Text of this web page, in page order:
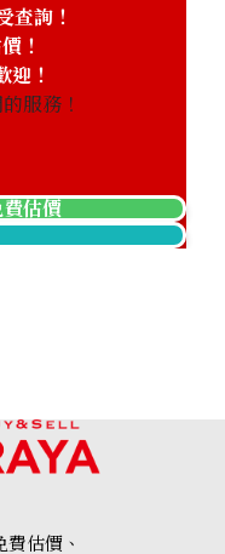
查詢！
！
迎！
服務！
估價
估價、